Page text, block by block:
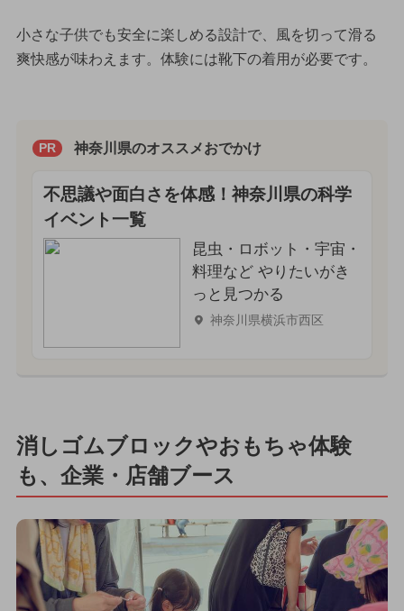
小さな子供でも安全に楽しめる設計で、風を切って滑る
爽快感が味わえます。体験には靴下の着用が必要です。
PR 神奈川県のオススメおでかけ
不思議や面白さを体感！神奈川県の科学
イベント一覧
昆虫・ロボット・宇宙・
料理など やりたいがき
っと見つかる
神奈川県横浜市西区
消しゴムブロックやおもちゃ体験
も、企業・店舗ブース